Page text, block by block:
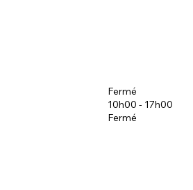
Fermé
10h00 - 17h00
Fermé